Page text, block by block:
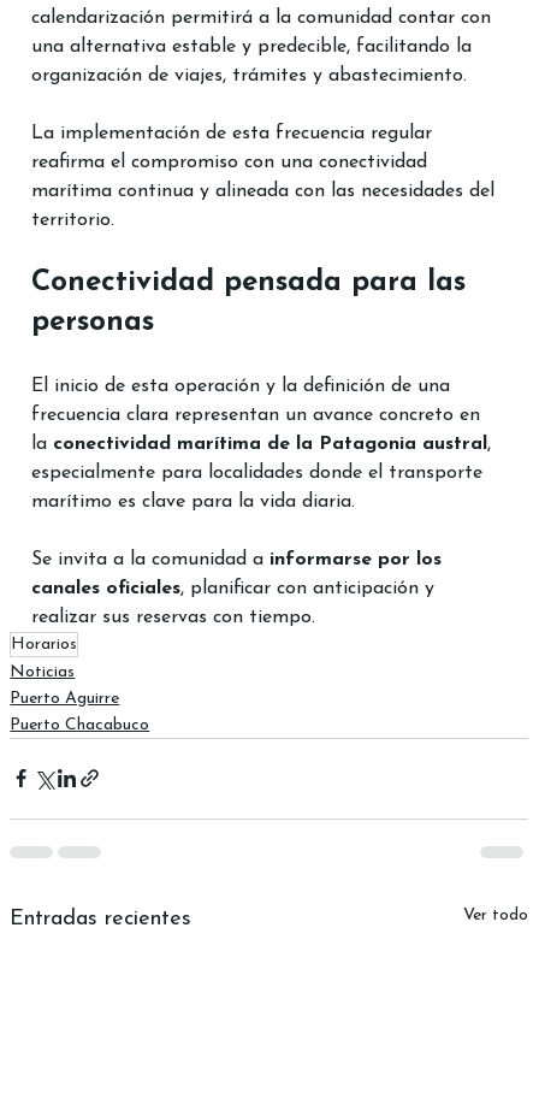
calendarización permitirá a la comunidad contar con
una alternativa estable y predecible, facilitando la
organización de viajes, trámites y abastecimiento.
La implementación de esta frecuencia regular
reafirma el compromiso con una conectividad
marítima continua y alineada con las necesidades del
territorio.
Conectividad pensada para las
personas
El inicio de esta operación y la definición de una
frecuencia clara representan un avance concreto en
la conectividad marítima de la Patagonia austral ,
especialmente para localidades donde el transporte
marítimo es clave para la vida diaria.
Se invita a la comunidad a informarse por los
canales oficiales, planificar con anticipación y
realizar sus reservas con tiempo.
Horarios
Noticias
Puerto Aguirre
Puerto Chacabuco
Entradas recientes Ver todo